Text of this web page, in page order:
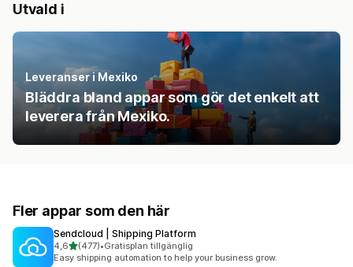
Utvald i
Leveranser i Mexiko
Bläddra bland appar som gör det enkelt att
leverera från Mexiko.
Fler appar som den här
Sendcloud | Shipping Platform
4,6av 5 stjärnor
(477)
477 recensioner totalt
•Gratisplan tillgänglig
Easy shipping automation to help your business grow.